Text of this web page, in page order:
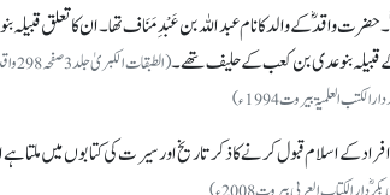
واقدؓ کے والد کا نام عبداللہ بن عَبْدِ مَنَاف تھا۔ ان کا تعلق قبیلہ
بنو عدی بن کعب کے حلیف تھے۔
کے اسلام قبول کرنے کا ذکر تاریخ اور سیرت کی کتابوں میں